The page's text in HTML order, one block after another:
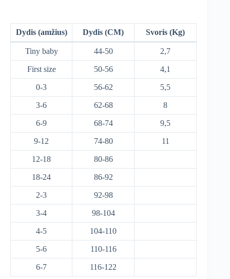
Dydis (amžius) Dydis (CM) Svoris (Kg)
Tiny baby 44-50 2,7
First size 50-56 4,1
0-3 56-62 5,5
3-6 62-68 8
6-9 68-74 9,5
9-12 74-80 11
12-18 80-86
18-24 86-92
2-3 92-98
3-4 98-104
4-5 104-110
5-6 110-116
6-7 116-122